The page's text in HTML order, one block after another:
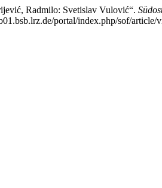
Radmilo: Svetislav Vulović“.
portal/index.php/sof/article/